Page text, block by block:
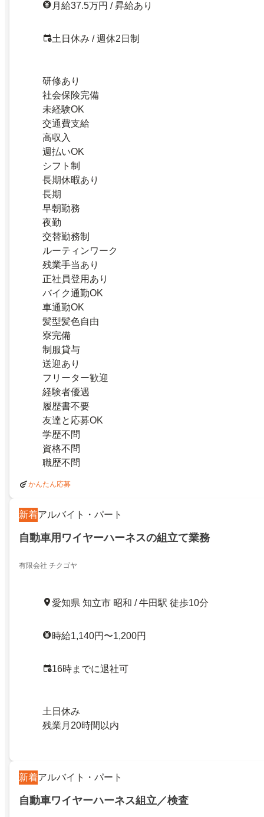
月給37.5万円 / 昇給あり
土日休み / 週休2日制
研修あり
社会保険完備
未経験OK
交通費支給
高収入
週払いOK
シフト制
長期休暇あり
長期
早朝勤務
夜勤
交替勤務制
ルーティンワーク
残業手当あり
正社員登用あり
バイク通勤OK
車通勤OK
髪型髪色自由
寮完備
制服貸与
送迎あり
フリーター歓迎
経験者優遇
履歴書不要
友達と応募OK
学歴不問
資格不問
職歴不問
かんたん応募
新着アルバイト・パート
自動車用ワイヤーハーネスの組立て業務
有限会社 チクゴヤ
愛知県 知立市 昭和 / 牛田駅 徒歩10分
時給1,140円〜1,200円
16時までに退社可
土日休み
残業月20時間以内
新着アルバイト・パート
自動車ワイヤーハーネス組立／検査